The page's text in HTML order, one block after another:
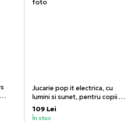
Jucarie pop it electrica, cu
lumini si sunet, pentru copii si
Adulti, pentru calatorie, bleu
109 Lei
În stoc